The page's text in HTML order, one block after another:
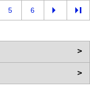
5 6